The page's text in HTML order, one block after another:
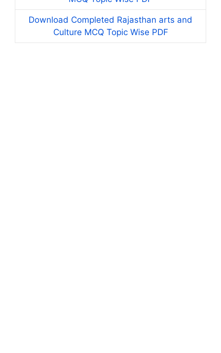
Download Completed Rajasthan arts and
Culture MCQ Topic Wise PDF